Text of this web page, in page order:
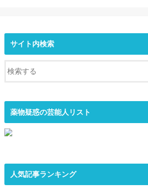
サイト内検索
薬物疑惑の芸能人リスト
人気記事ランキング